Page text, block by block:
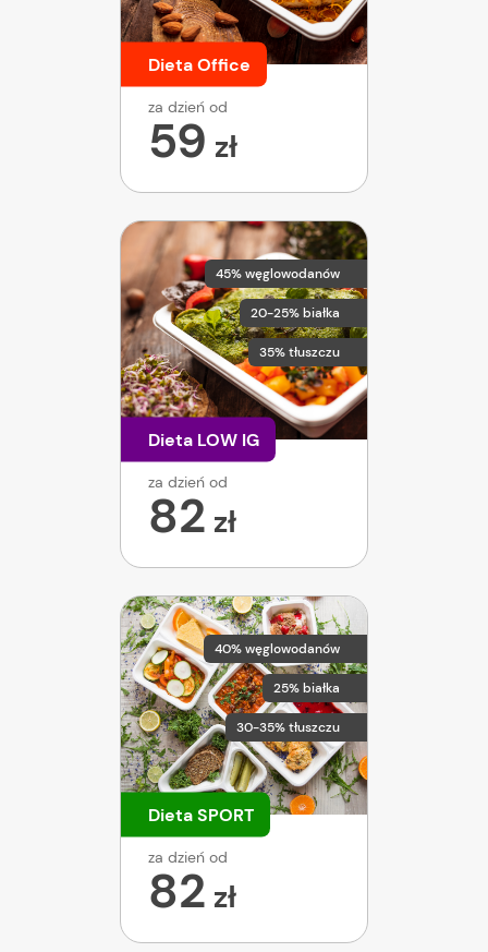
Dieta Office
za dzień od
59 zł
45% węglowodanów
20-25% białka
35% tłuszczu
Dieta LOW IG
za dzień od
82 zł
40% węglowodanów
25% białka
30-35% tłuszczu
Dieta SPORT
za dzień od
82 zł